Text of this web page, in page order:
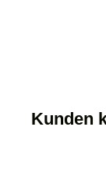
Kunden